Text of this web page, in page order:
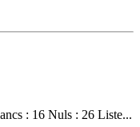
: 16 Nuls : 26 Liste...